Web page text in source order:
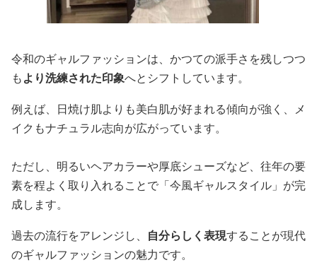
令和のギャルファッションは、かつての派手さを残しつつ
もより洗練された印象へとシフトしています。
例えば、日焼け肌よりも美白肌が好まれる傾向が強く、メ
イクもナチュラル志向が広がっています。
ただし、明るいヘアカラーや厚底シューズなど、往年の要
素を程よく取り入れることで「今風ギャルスタイル」が完
成します。
過去の流行をアレンジし、 自分らしく表現することが現代
のギャルファッションの魅力です。